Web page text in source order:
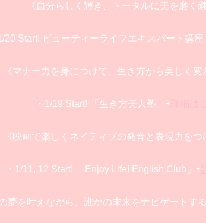
《自分らしく輝き、トータルに美を磨く
20 Start! ビューティーライフエキスパート講
《マナー力を身につけて、生き方から美しく変
・1/19 Start! 「生き方美人塾」⇨
《映画で楽しくネイティブの発音と表現力をつ
・1/11, 12 Start! 「Enjoy Life! English Club」⇨
の夢を叶えながら、誰かの未来をナビゲートす